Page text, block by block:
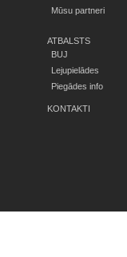
Mūsu partneri
ATBALSTS
BUJ
Lejupielādes
Piegādes info
KONTAKTI